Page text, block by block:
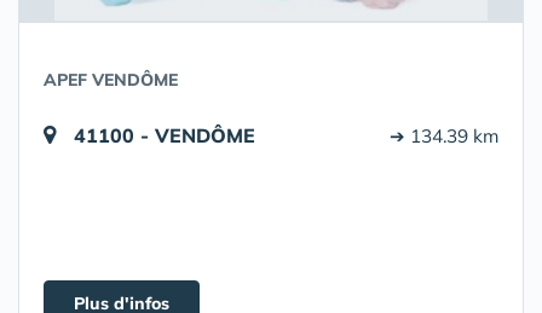
APEF VENDÔME
41100 - VENDÔME ➔ 134.39 km
Plus d'infos